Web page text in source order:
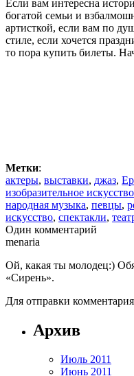
Если вам интересна
богатой семьи и
артисткой, если вам по
стиле, если хочется
то пора купить билеты.
Метки:
актеры, выставки, джаз,
изобразительное искусство
народная музыка, певцы,
искусство, спектакли,
Один комментарий
menaria
Ой, какая ты молодец:)
«Сирень».
Для отправки
Архив
Июль 2011
Июнь 2011